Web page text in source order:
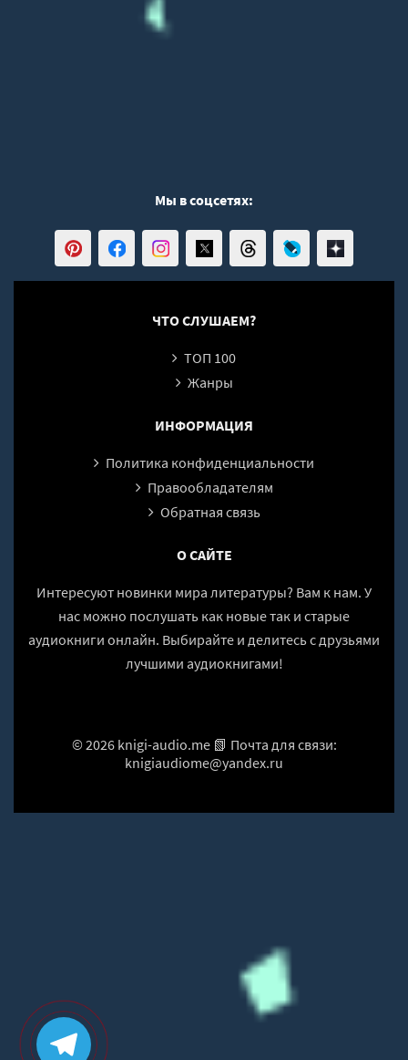
Мы в соцсетях:
ЧТО СЛУШАЕМ?
ТОП 100
Жанры
ИНФОРМАЦИЯ
Политика конфиденциальности
Правообладателям
Обратная связь
О САЙТЕ
Интересуют новинки мира литературы? Вам к нам. У
нас можно послушать как новые так и старые
аудиокниги онлайн. Выбирайте и делитесь с друзьями
лучшими аудиокнигами!
© 2026 knigi-audio.me 📗 Почта для связи:
knigiaudiome@yandex.ru